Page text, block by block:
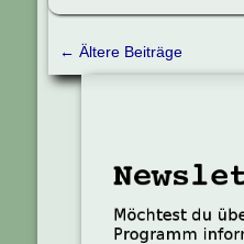
Beitragsnavigation
← Ältere Beiträge